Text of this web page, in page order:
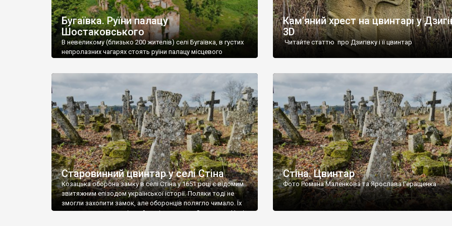
Бугаївка. Руїни палацу
Шостаковського
В невеликому (близько 200 жителів) селі Бугаївка, в густих
непролазних чагарях стоять руїни палацу місцевого
потім клуб, ще пізніше – гуртожиток. У 60-х роках минулого
століття тут розмістили туберкульозну лікарню. Коли із
палацу виїхала лікарня – ми точно не […]
Кам’яний хрест на цвинтарі у
3D
Читайте статтю про Дзигівку і її цвинтар
Старовинний цвинтар у селі Стіна
Козацька оборона замку в селі Стіна у 1651 році є відомим
звитяжним епізодом української історії. Поляки тоді не
змогли захопити замок, але оборонців полягло чимало. Їх
поховали на цвинтарі, який тоді називався Замковим. Нині
Стіна. Цвинтар
Фото Романа Маленкова та Ярослава Геращенка